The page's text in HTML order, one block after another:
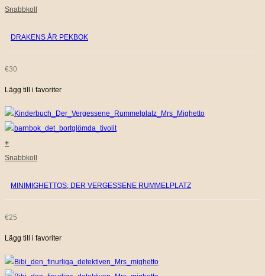
Snabbkoll
DRAKENS ÅR PEKBOK
€30
Lägg till i favoriter
+
Snabbkoll
MINIMIGHETTOS; DER VERGESSENE RUMMELPLATZ
€25
Lägg till i favoriter